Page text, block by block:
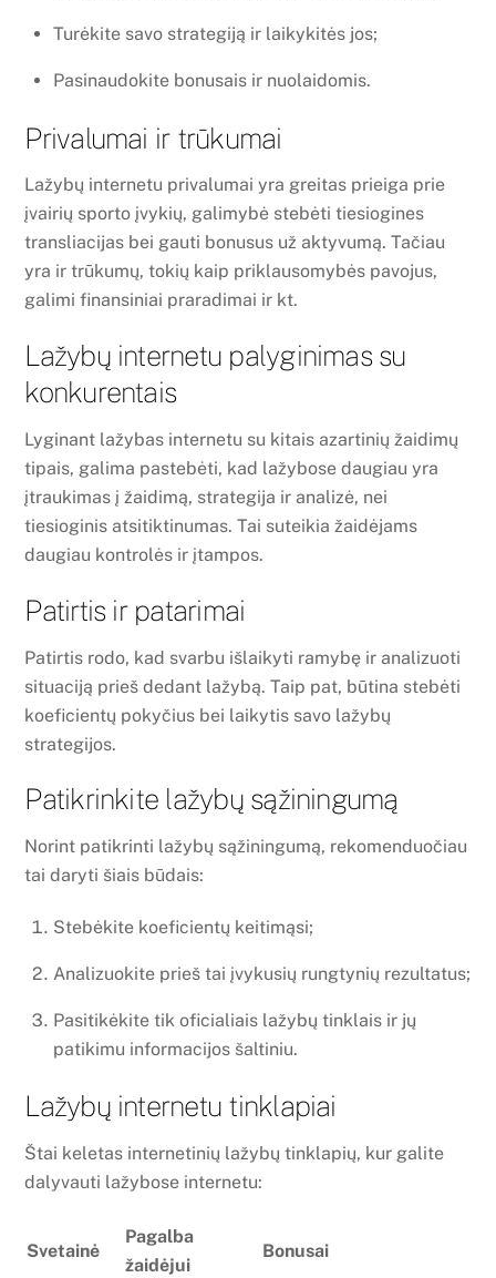
Turėkite savo strategiją ir laikykitės jos;
Pasinaudokite bonusais ir nuolaidomis.
Privalumai ir trūkumai
Lažybų internetu privalumai yra greitas prieiga prie
įvairių sporto įvykių, galimybė stebėti tiesiogines
transliacijas bei gauti bonusus už aktyvumą. Tačiau
yra ir trūkumų, tokių kaip priklausomybės pavojus,
galimi finansiniai praradimai ir kt.
Lažybų internetu palyginimas su
konkurentais
Lyginant lažybas internetu su kitais azartinių žaidimų
tipais, galima pastebėti, kad lažybose daugiau yra
įtraukimas į žaidimą, strategija ir analizė, nei
tiesioginis atsitiktinumas. Tai suteikia žaidėjams
daugiau kontrolės ir įtampos.
Patirtis ir patarimai
Patirtis rodo, kad svarbu išlaikyti ramybę ir analizuoti
situaciją prieš dedant lažybą. Taip pat, būtina stebėti
koeficientų pokyčius bei laikytis savo lažybų
strategijos.
Patikrinkite lažybų sąžiningumą
Norint patikrinti lažybų sąžiningumą, rekomenduočiau
tai daryti šiais būdais:
Stebėkite koeficientų keitimąsi;
Analizuokite prieš tai įvykusių rungtynių rezultatus;
Pasitikėkite tik oficialiais lažybų tinklais ir jų
patikimu informacijos šaltiniu.
Lažybų internetu tinklapiai
Štai keletas internetinių lažybų tinklapių, kur galite
dalyvauti lažybose internetu:
Svetainė
Pagalba
žaidėjui
Bonusai